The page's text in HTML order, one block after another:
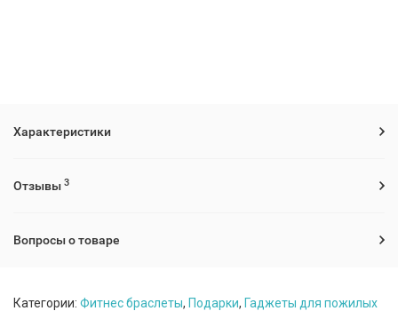
Характеристики
Отзывы 3
Вопросы о товаре
Категории: Фитнес браслеты, Подарки, Гаджеты для пожилых